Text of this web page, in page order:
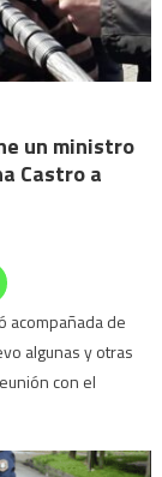
un ministro
Castro a
acompañada de
algunas y otras
con el